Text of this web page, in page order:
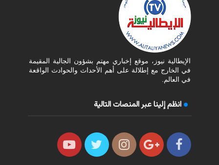
الإيطالية نيوز، موقع إخباري مهتم بشؤون الجالية المقيمة
في الخارج مع إطلالة على أهم الأحداث والحوادث الواقعة
في العالم.
انظم إلينا عبر المنصات التالية